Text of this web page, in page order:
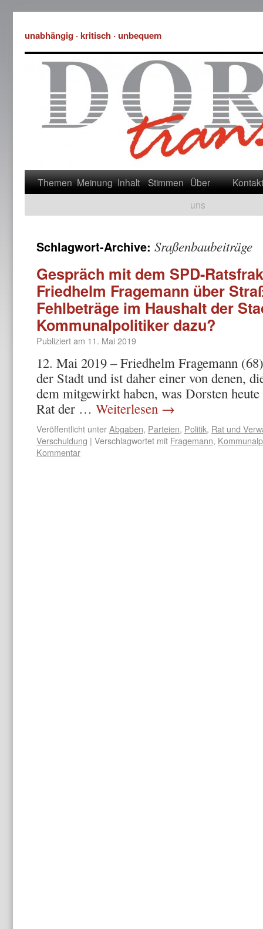
unabhängig · kritisch · unbequem
Themen Meinung Inhalt Stimmen Über
uns
Kontakt
Schlagwort-Archive: Sraßenbaubeiträge
Gespräch mit dem SPD-
Friedhelm Fragemann über
Fehlbeträge im Haushalt der
Kommunalpolitiker dazu?
Publiziert am 11. Mai 2019
12. Mai 2019 – Friedhelm Fragemann
der Stadt und ist daher einer von denen,
dem mitgewirkt haben, was Dorsten
Rat der … Weiterlesen →
Veröffentlicht unterAbgaben, Parteien, Politik, Rat und
Verschuldung | Verschlagwortet mit Fragemann,
Kommentar